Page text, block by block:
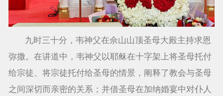
九时三十分，韦神父在佘山山顶圣母大殿主持求恩
弥撒。在讲道中，韦神父以耶稣在十字架上将圣母托付
给宗徒、将宗徒托付给圣母的情景，阐释了教会与圣母
之间深切而亲密的关系；并借圣母在加纳婚宴中对仆人